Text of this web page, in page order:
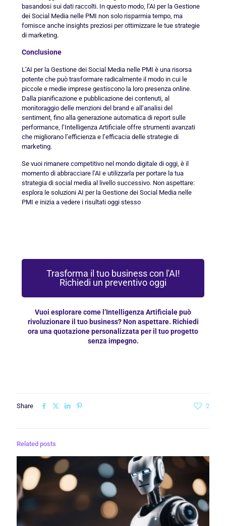
basandosi sui dati raccolti. In questo modo, l’AI per la Gestione
dei Social Media nelle PMI non solo risparmia tempo, ma
fornisce anche insights preziosi per ottimizzare le tue strategie
di marketing.
Conclusione
L’AI per la Gestione dei Social Media nelle PMI è una risorsa
potente che può trasformare radicalmente il modo in cui le
piccole e medie imprese gestiscono la loro presenza online.
Dalla pianificazione e pubblicazione dei contenuti, al
monitoraggio delle menzioni del brand e all’analisi del
sentiment, fino alla generazione automatica di report sulle
performance, l’Intelligenza Artificiale offre strumenti avanzati
che migliorano l’efficienza e l’efficacia delle strategie di
marketing.
Se vuoi rimanere competitivo nel mondo digitale di oggi, è il
momento di abbracciare l’AI e utilizzarla per portare la tua
strategia di social media al livello successivo. Non aspettare:
esplora le soluzioni AI per la Gestione dei Social Media nelle
PMI e inizia a vedere i risultati oggi stesso
Trasforma il tuo business con l'AI!
Richiedi un preventivo oggi
Vuoi esplorare come l’Intelligenza Artificiale può
rivoluzionare il tuo business? Non aspettare. Richiedi
ora una quotazione personalizzata per il tuo progetto
senza impegno.
Share 2
Related posts